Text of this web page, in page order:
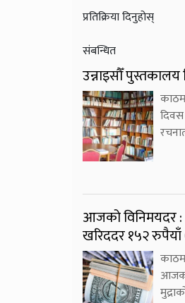
प्रतिक्रिया दिनुहोस्
संबन्धित
उन्नाइसौँ
आजको विनिमयदर
खरिददर १५२